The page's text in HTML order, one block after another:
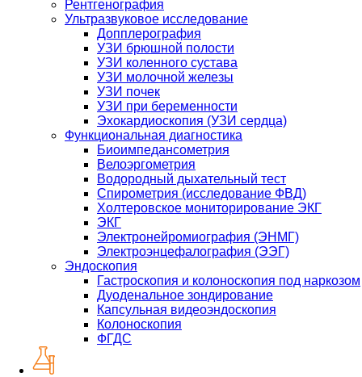
Рентгенография
Ультразвуковое исследование
Допплерография
УЗИ брюшной полости
УЗИ коленного сустава
УЗИ молочной железы
УЗИ почек
УЗИ при беременности
Эхокардиоскопия (УЗИ сердца)
Функциональная диагностика
Биоимпедансометрия
Велоэргометрия
Водородный дыхательный тест
Спирометрия (исследование ФВД)
Холтеровское мониторирование ЭКГ
ЭКГ
Электронейромиография (ЭНМГ)
Электроэнцефалография (ЭЭГ)
Эндоскопия
Гастроскопия и колоноскопия под наркозом
Дуоденальное зондирование
Капсульная видеоэндоскопия
Колоноскопия
ФГДС